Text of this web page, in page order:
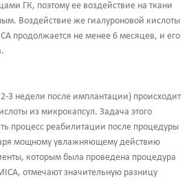
ГК, поэтому ее воздействие на ткани
Воздействие же гиалуроновой кислоты
продолжается не менее 6 месяцев, и его
3 недели после имплантации) происходит
из микрокапсул. Задача этого
процесс реабилитации после процедуры
мощному увлажняющему действию
которым была проведена процедура
отмечают значительную разницу